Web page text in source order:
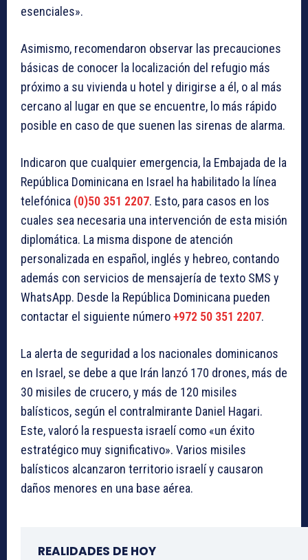
esenciales».
Asimismo, recomendaron observar las precauciones
básicas de conocer la localización del refugio más
próximo a su vivienda u hotel y dirigirse a él, o al más
cercano al lugar en que se encuentre, lo más rápido
posible en caso de que suenen las sirenas de alarma.
Indicaron que cualquier emergencia, la Embajada de la
República Dominicana en Israel ha habilitado la línea
telefónica (0)50 351 2207. Esto, para casos en los
cuales sea necesaria una intervención de esta misión
diplomática. La misma dispone de atención
personalizada en español, inglés y hebreo, contando
además con servicios de mensajería de texto SMS y
WhatsApp. Desde la República Dominicana pueden
contactar el siguiente número+972 50 351 2207.
La alerta de seguridad a los nacionales dominicanos
en Israel, se debe a que Irán lanzó 170 drones, más de
30 misiles de crucero, y más de 120 misiles
balísticos, según el contralmirante Daniel Hagari.
Este, valoró la respuesta israelí como «un éxito
estratégico muy significativo». Varios misiles
balísticos alcanzaron territorio israelí y causaron
daños menores en una base aérea.
REALIDADES DE HOY